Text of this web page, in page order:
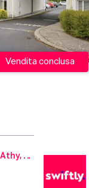
Vendita conclusa
Apartment 58, Marina Court, Athy, Co. Kildare, R14 A306